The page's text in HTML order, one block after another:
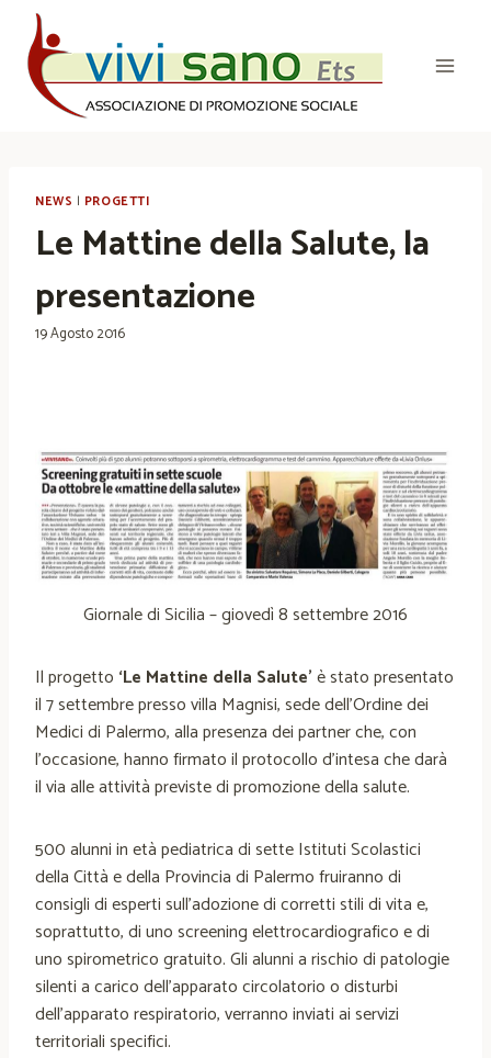
Salta
contenuto
NEWS | PROGETTI
Le Mattine della Salute, la
presentazione
19 Agosto 2016
Giornale di Sicilia – giovedì 8 settembre 2016
Il progetto ‘Le Mattine della Salute’è stato presentato
il 7 settembre presso villa Magnisi, sede dell’Ordine dei
Medici di Palermo, alla presenza dei partner che, con
l’occasione, hanno firmato il protocollo d’intesa che darà
il via alle attività previste di promozione della salute.
500 alunni in età pediatrica di sette Istituti Scolastici
della Città e della Provincia di Palermo fruiranno di
consigli di esperti sull’adozione di corretti stili di vita e,
soprattutto, di uno screening elettrocardiografico e di
uno spirometrico gratuito. Gli alunni a rischio di patologie
silenti a carico dell’apparato circolatorio o disturbi
dell’apparato respiratorio, verranno inviati ai servizi
territoriali specifici.